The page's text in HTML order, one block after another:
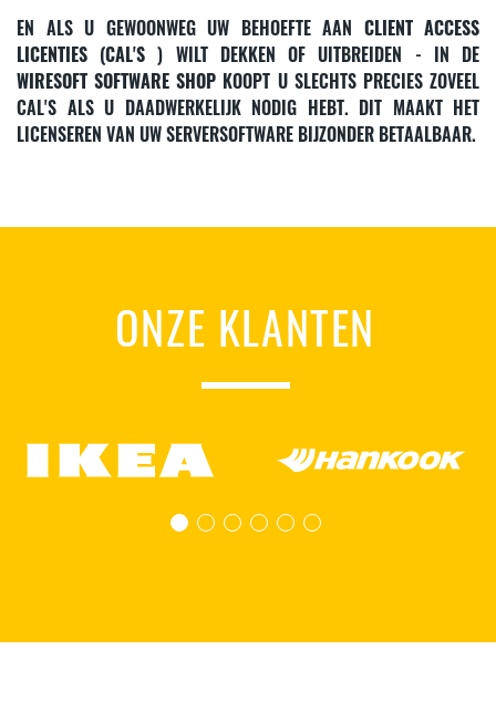
EN ALS U GEWOONWEG UW BEHOEFTE AAN CLIENT ACCESS
LICENTIES (CAL'S ) WILT DEKKEN OF UITBREIDEN - IN DE
WIRESOFT SOFTWARE SHOP KOOPT U SLECHTS PRECIES ZOVEEL
CAL'S ALS U DAADWERKELIJK NODIG HEBT. DIT MAAKT HET
LICENSEREN VAN UW SERVERSOFTWARE BIJZONDER BETAALBAAR.
ONZE KLANTEN